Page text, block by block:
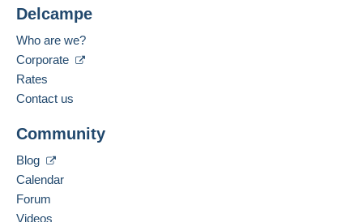
Delcampe
Who are we?
Corporate
Rates
Contact us
Community
Blog
Calendar
Forum
Videos